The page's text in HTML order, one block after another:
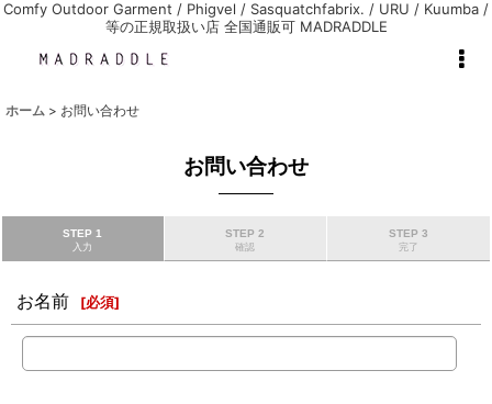
Comfy Outdoor Garment / Phigvel / Sasquatchfabrix. / URU / Kuumba /
等の正規取扱い店 全国通販可 MADRADDLE
ホーム > お問い合わせ
お問い合わせ
STEP 1
入力
STEP 2
確認
STEP 3
完了
お名前 [必須]